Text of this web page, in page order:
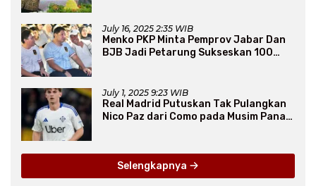
July 16, 2025 2:35 WIB
Menko PKP Minta Pemprov Jabar Dan
BJB Jadi Petarung Sukseskan 100
July 1, 2025 9:23 WIB
Real Madrid Putuskan Tak Pulangkan
Nico Paz dari Como pada Musim Panas
Selengkapnya